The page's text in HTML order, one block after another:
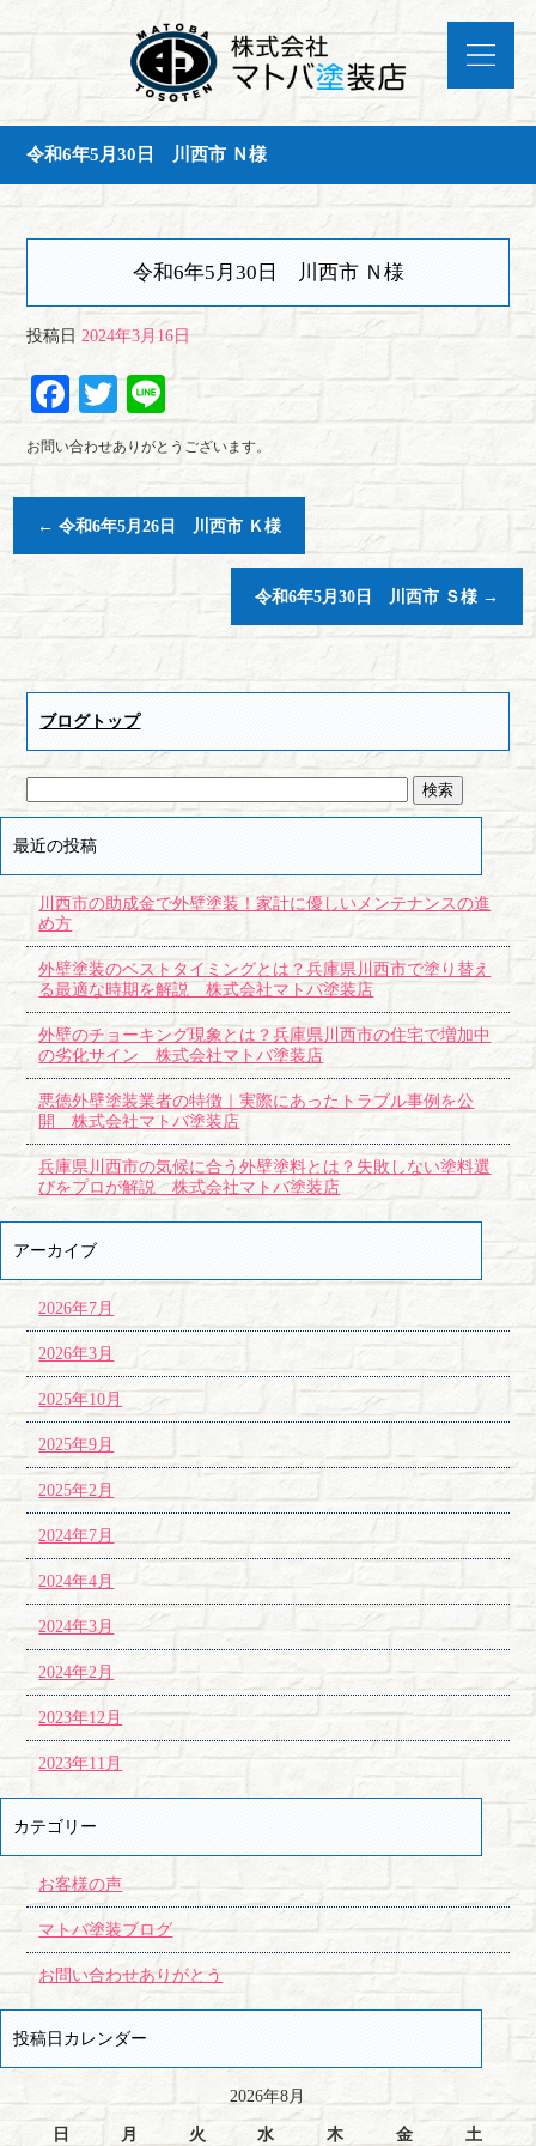
令和6年5月30日 川西市 Ｎ様
令和6年5月30日 川西市 Ｎ様
投稿日 2024年3月16日
Fa
ce
bo
ok
T
wi
tte
r
Li
ne
お問い合わせありがとうございます。
← 令和6年5月26日 川西市 Ｋ様
令和6年5月30日 川西市 Ｓ様 →
ブログトップ
最近の投稿
川西市の助成金で外壁塗装！家計に優しいメンテナンスの進
め方
外壁塗装のベストタイミングとは？兵庫県川西市で塗り替え
る最適な時期を解説 株式会社マトバ塗装店
外壁のチョーキング現象とは？兵庫県川西市の住宅で増加中
の劣化サイン 株式会社マトバ塗装店
悪徳外壁塗装業者の特徴｜実際にあったトラブル事例を公
開 株式会社マトバ塗装店
兵庫県川西市の気候に合う外壁塗料とは？失敗しない塗料選
びをプロが解説 株式会社マトバ塗装店
アーカイブ
2026年7月
2026年3月
2025年10月
2025年9月
2025年2月
2024年7月
2024年4月
2024年3月
2024年2月
2023年12月
2023年11月
カテゴリー
お客様の声
マトバ塗装ブログ
お問い合わせありがとう
投稿日カレンダー
2026年8月
日 月 火 水 木 金 土